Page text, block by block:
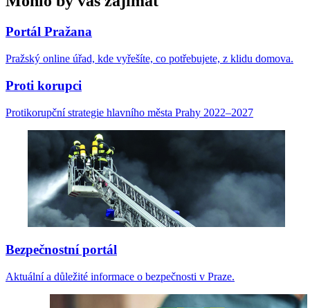
Portál Pražana
Pražský online úřad, kde vyřešíte, co potřebujete, z klidu domova.
Proti korupci
Protikorupční strategie hlavního města Prahy 2022–2027
Bezpečnostní portál
Aktuální a důležité informace o bezpečnosti v Praze.